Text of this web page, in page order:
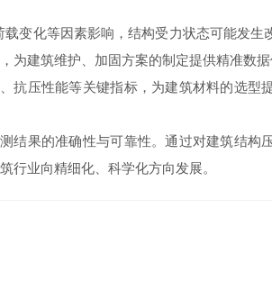
变化等因素影响，结构受力状态可能发生
建筑维护、加固方案的制定提供精准数据
压性能等关键指标，为建筑材料的选型
结果的准确性与可靠性。通过对建筑结构
行业向精细化、科学化方向发展。